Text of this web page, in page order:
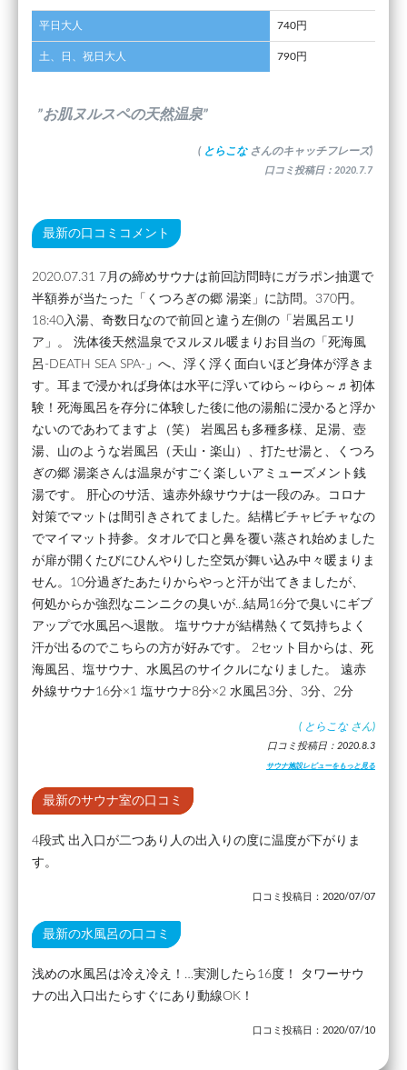
平日大人 740円
土、日、祝日大人 790円
”お肌ヌルスペの天然温泉”
( とらこな さんのキャッチフレーズ)
口コミ投稿日：2020.7.7
最新の口コミコメント
2020.07.31 7月の締めサウナは前回訪問時にガラポン抽選で
半額券が当たった「くつろぎの郷 湯楽」に訪問。370円。
18:40入湯、奇数日なので前回と違う左側の「岩風呂エリ
ア」。 洗体後天然温泉でヌルヌル暖まりお目当の「死海風
呂-DEATH SEA SPA-」へ、浮く浮く面白いほど身体が浮きま
す。耳まで浸かれば身体は水平に浮いてゆら～ゆら～♬初体
験！死海風呂を存分に体験した後に他の湯船に浸かると浮か
ないのであわてますよ（笑） 岩風呂も多種多様、足湯、壺
湯、山のような岩風呂（天山・楽山）、打たせ湯と、くつろ
ぎの郷 湯楽さんは温泉がすごく楽しいアミューズメント銭
湯です。 肝心のサ活、遠赤外線サウナは一段のみ。コロナ
対策でマットは間引きされてました。結構ビチャビチャなの
でマイマット持参。タオルで口と鼻を覆い蒸され始めました
が扉が開くたびにひんやりした空気が舞い込み中々暖まりま
せん。10分過ぎたあたりからやっと汗が出てきましたが、
何処からか強烈なニンニクの臭いが...結局16分で臭いにギブ
アップで水風呂へ退散。 塩サウナが結構熱くて気持ちよく
汗が出るのでこちらの方が好みです。 2セット目からは、死
海風呂、塩サウナ、水風呂のサイクルになりました。 遠赤
外線サウナ16分×1 塩サウナ8分×2 水風呂3分、3分、2分
( とらこな さん)
口コミ投稿日：2020.8.3
サウナ施設レビューをもっと見る
最新のサウナ室の口コミ
4段式 出入口が二つあり人の出入りの度に温度が下がりま
す。
口コミ投稿日：2020/07/07
最新の水風呂の口コミ
浅めの水風呂は冷え冷え！…実測したら16度！ タワーサウ
ナの出入口出たらすぐにあり動線OK！
口コミ投稿日：2020/07/10